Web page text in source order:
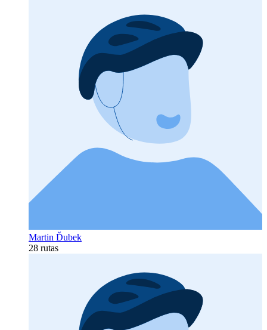
Martin Ďubek
28 rutas